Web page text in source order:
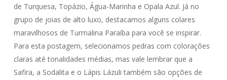
de Turquesa, Topázio, Água-Marinha e Opala Azul. Já no
grupo de joias de alto luxo, destacamos alguns colares
maravilhosos de Turmalina Paraíba para você se inspirar.
Para esta postagem, selecionamos pedras com colorações
claras até tonalidades médias, mas vale lembrar que a
Safira, a Sodalita e o Lápis Lázuli também são opções de